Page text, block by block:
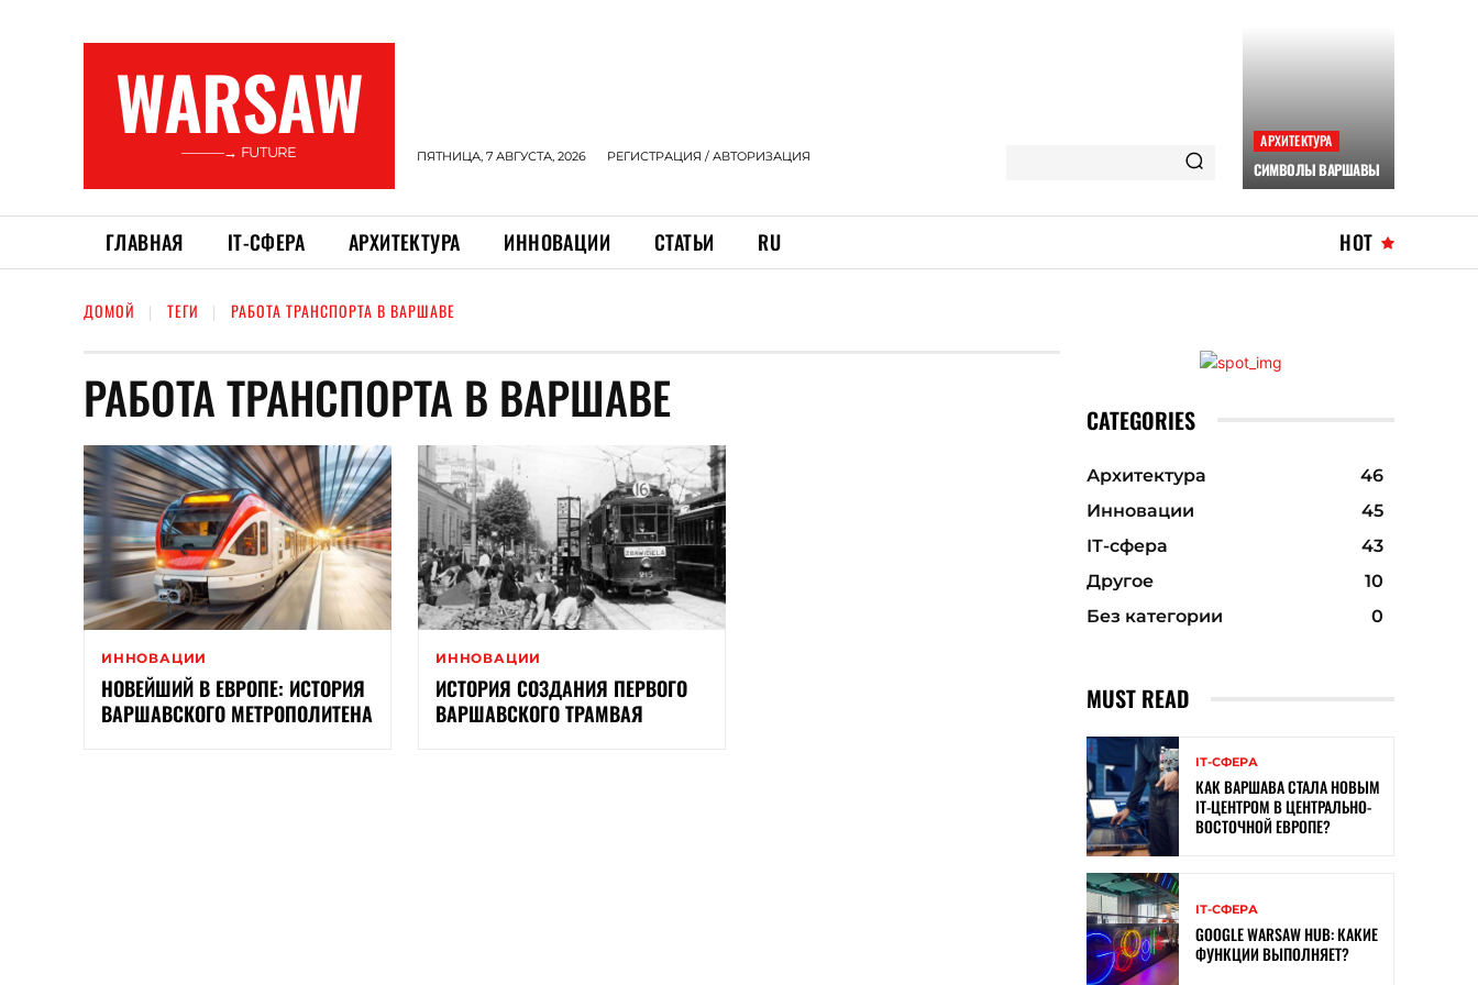
WARSAW
———→ FUTURE ПЯТНИЦА, 7 АВГУСТА, 2026 РЕГИСТРАЦИЯ / АВТОРИЗАЦИЯ
АРХИТЕКТУРА
СИМВОЛЫ ВАРШАВЫ
ГЛАВНАЯ ІТ-СФЕРА АРХИТЕКТУРА ИННОВАЦИИ СТАТЬИ RU HOT
ДОМОЙ ТЕГИ РАБОТА ТРАНСПОРТА В ВАРШАВЕ
РАБОТА ТРАНСПОРТА В ВАРШАВЕ
ИННОВАЦИИ
НОВЕЙШИЙ В ЕВРОПЕ: ИСТОРИЯ
ВАРШАВСКОГО МЕТРОПОЛИТЕНА
ИННОВАЦИИ
ИСТОРИЯ СОЗДАНИЯ ПЕРВОГО
ВАРШАВСКОГО ТРАМВАЯ
CATEGORIES
Архитектура
46
Инновации
45
ІТ-сфера
43
Другое
10
Без категории
0
MUST READ
ІТ-СФЕРА
КАК ВАРШАВА СТАЛА НОВЫМ
IT-ЦЕНТРОМ В ЦЕНТРАЛЬНО-
ВОСТОЧНОЙ ЕВРОПЕ?
ІТ-СФЕРА
GOOGLE WARSAW HUB: КАКИЕ
ФУНКЦИИ ВЫПОЛНЯЕТ?